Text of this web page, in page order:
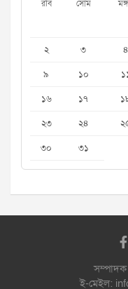
রবি সোম
২
৩ ৪
৯
১০
১৬
১৭
২৩
২৪
৩০
৩১
সম্পাদক
ই-মেইল: